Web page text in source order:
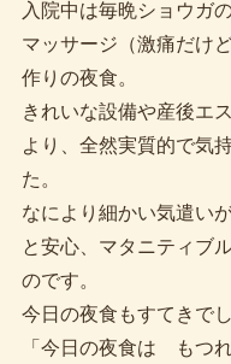
入院中は毎晩ショウガ
マッサージ（激痛だけ
作りの夜食。
きれいな設備や産後エ
より、全然実質的で気
た。
なにより細かい気遣い
と安心、マタニティブ
のです。
今日の夜食もすてきでし
「今日の夜食は もつ